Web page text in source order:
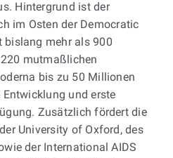
Hintergrund ist der
im Osten der Democratic
bislang mehr als 900
mutmaßlichen
bis zu 50 Millionen
und erste
Zusätzlich fördert die
University of Oxford, des
der International AIDS